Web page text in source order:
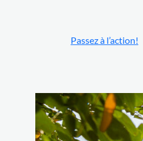
Passez à l’action!